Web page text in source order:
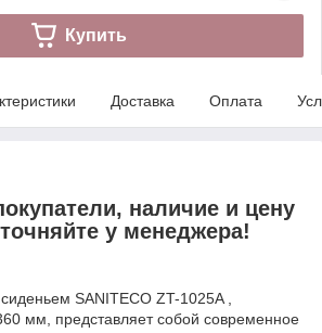
Купить
Доставка Оплата
наличие и цену
у менеджера!
SANITECO ZT-1025A ,
мм, представляет собой современное